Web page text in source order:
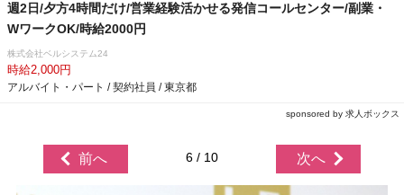
週2日/夕方4時間だけ/営業経験活かせる発信コールセンター/副業・
WワークOK/時給2000円
株式会社ベルシステム24
時給2,000円
アルバイト・パート / 契約社員 / 東京都
sponsored by 求人ボックス
前へ 6 / 10 次へ